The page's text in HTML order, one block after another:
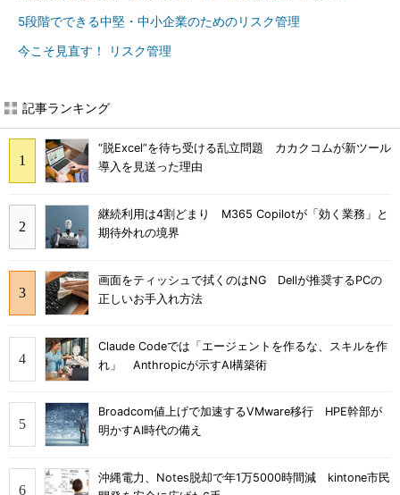
5段階でできる中堅・中小企業のためのリスク管理
今こそ見直す！ リスク管理
記事ランキング
“脱Excel”を待ち受ける乱立問題 カカクコムが新ツール
導入を見送った理由
継続利用は4割どまり M365 Copilotが「効く業務」と
期待外れの境界
画面をティッシュで拭くのはNG Dellが推奨するPCの
正しいお手入れ方法
Claude Codeでは「エージェントを作るな、スキルを作
れ」 Anthropicが示すAI構築術
Broadcom値上げで加速するVMware移行 HPE幹部が
明かすAI時代の備え
沖縄電力、Notes脱却で年1万5000時間減 kintone市民